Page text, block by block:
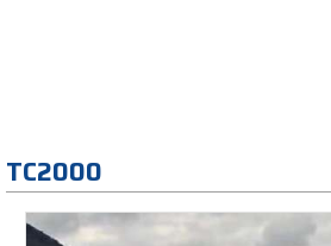
TC2000